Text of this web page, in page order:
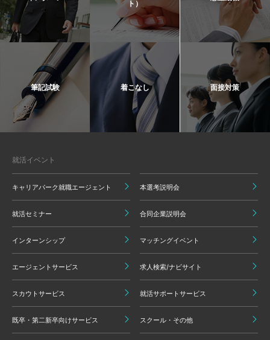
ト）
筆記試験 着こなし 面接対策
就活イベント
キャリアパーク就職エージェント 本選考説明会
就活セミナー 合同企業説明会
インターンシップ マッチングイベント
エージェントサービス 求人検索/ナビサイト
スカウトサービス 就活サポートサービス
既卒・第二新卒向けサービス スクール・その他